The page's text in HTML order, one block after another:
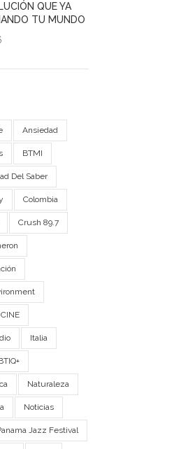
QUE YA
TU MUNDO
Ansiedad
BTMI
Del Saber
Colombia
Crush 89.7
Italia
Naturaleza
Noticias
Jazz Festival